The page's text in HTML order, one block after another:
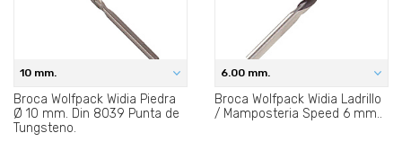
10 mm.
Broca Wolfpack Widia Piedra
Ø 10 mm. Din 8039 Punta de
Tungsteno.
6.00 mm.
Broca Wolfpack Widia Ladrillo
/ Mamposteria Speed 6 mm..